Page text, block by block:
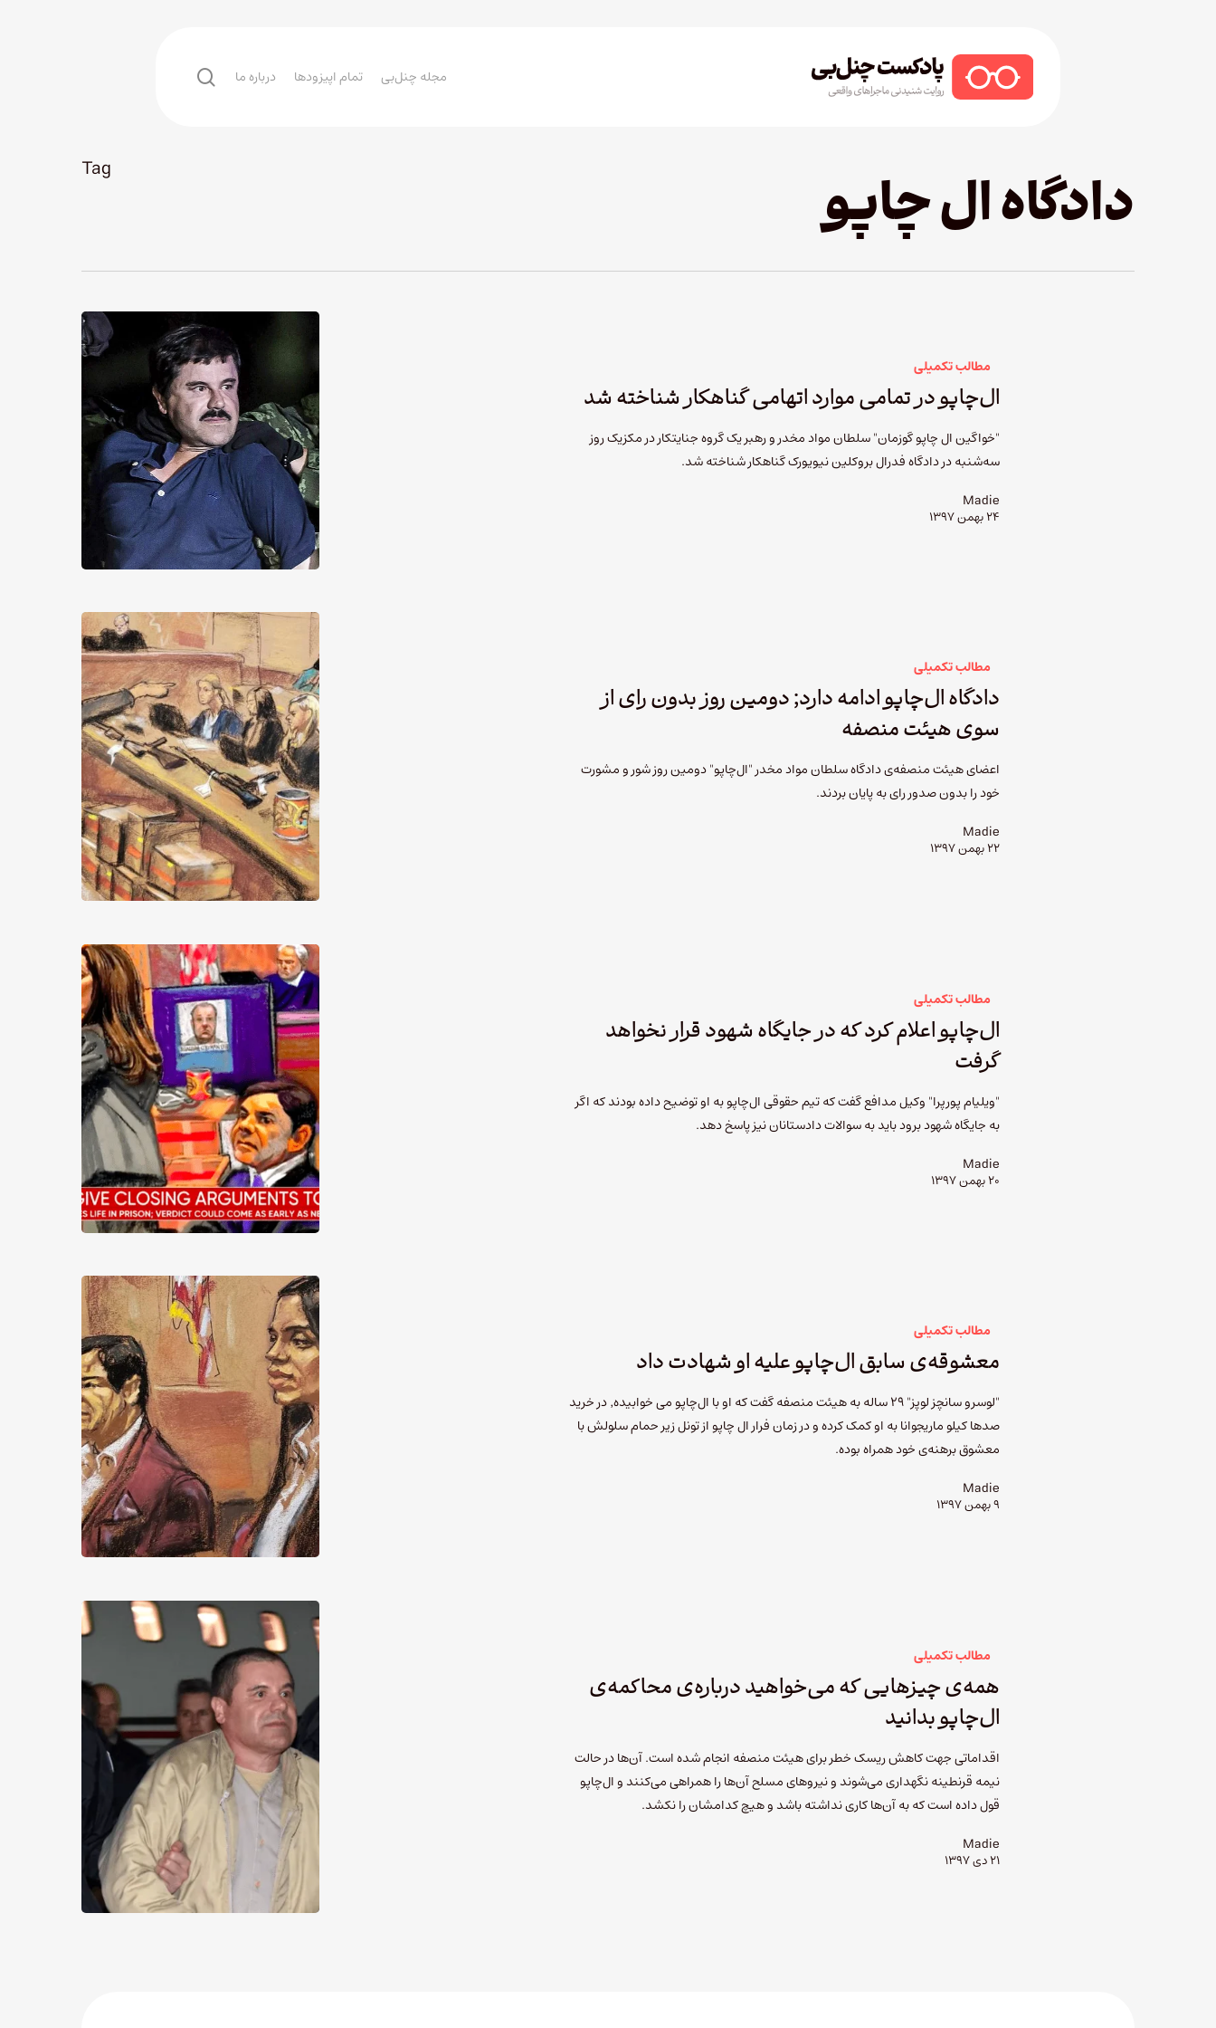
مجله چنل‌بی تمام اپیزودها درباره ما search
Tag دادگاه ال چاپو
مطالب تکمیلی
ال‌چاپو در تمامی موارد اتهامی گناهکار شناخته شد
"خواگین ال چاپو گوزمان" سلطان مواد مخدر و رهبر یک گروه جنایتکار در مکزیک روز
سه‌شنبه در دادگاه فدرال بروکلین نیویورک گناهکار شناخته شد.
Madie
۲۴ بهمن ۱۳۹۷
مطالب تکمیلی
دادگاه ال‌چاپو ادامه دارد; دومین روز بدون رای از
سوی هیئت منصفه
اعضای هیئت منصفه‌ی دادگاه سلطان مواد مخدر "ال‌چاپو" دومین روز شور و مشورت
خود را بدون صدور رای به پایان بردند.
Madie
۲۲ بهمن ۱۳۹۷
مطالب تکمیلی
ال‌چاپو اعلام کرد که در جایگاه شهود قرار نخواهد
گرفت
"ویلیام پورپرا" وکیل مدافع گفت که تیم حقوقی ال‌چاپو به او توضیح داده بودند که اگر
به جایگاه شهود برود باید به سوالات دادستانان نیز پاسخ دهد.
Madie
۲۰ بهمن ۱۳۹۷
مطالب تکمیلی
معشوقه‌ی سابق ال‌چاپو علیه او شهادت داد
"لوسرو سانچز لوپز" 29 ساله به هیئت منصفه گفت که او با ال‌چاپو می خوابیده٬ در خرید
صدها کیلو ماریجوانا به او کمک کرده و در زمان فرار ال چاپو از تونل زیر حمام سلولش با
معشوق برهنه‌ی خود همراه بوده.
Madie
۹ بهمن ۱۳۹۷
مطالب تکمیلی
همه‌ی چیزهایی که می‌خواهید درباره‌ی محاکمه‌ی
ال‌چاپو بدانید
اقداماتی جهت کاهش ریسک خطر برای هیئت منصفه انجام شده است. آن‌ها در حالت
نیمه قرنطینه نگهداری می‌شوند و نیروهای مسلح آن‌ها را همراهی می‌کنند و ال‌چاپو
قول داده است که به آن‌ها کاری نداشته باشد و هیچ کدامشان را نکشد.
Madie
۲۱ دی ۱۳۹۷